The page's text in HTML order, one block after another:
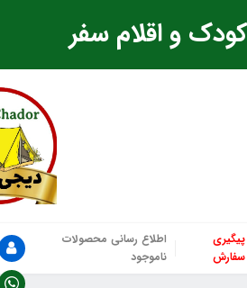
و اقلام سفر
پیگیری
سفارش
اطلاع رسانی محصولات
ناموجود